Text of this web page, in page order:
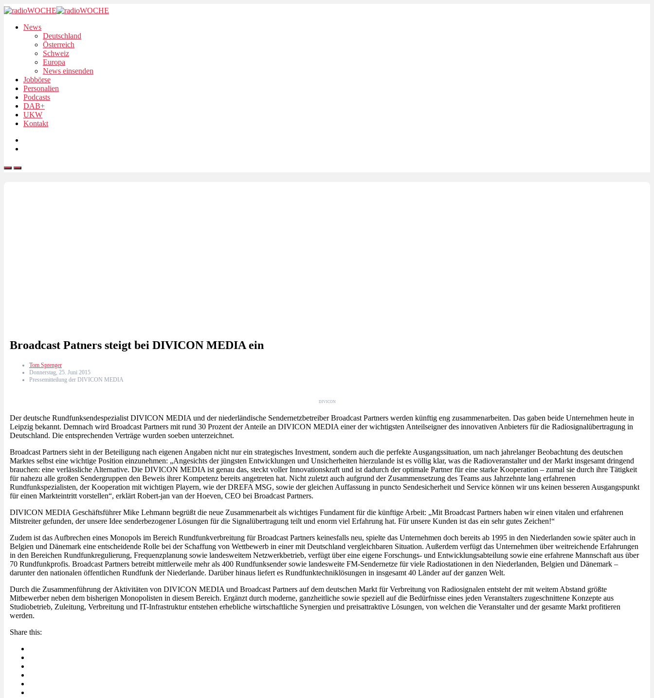
News
Deutschland
Österreich
Schweiz
Europa
News einsenden
Jobbörse
Personalien
Podcasts
DAB+
UKW
Kontakt
Broadcast Patners steigt bei DIVICON MEDIA ein
Tom Sprenger
Donnerstag, 25. Juni 2015
Pressemitteilung der DIVICON MEDIA
DIVICON
Der deutsche Rundfunksendespezialist DIVICON MEDIA und der niederländische Sendernetzbetreiber Broadcast Partners werden künftig eng zusammenarbeiten. Das gaben beide Unternehmen heute in
Leipzig bekannt. Demnach wird Broadcast Partners mit rund 30 Prozent der Anteile an DIVICON MEDIA einer der wichtigsten Anteilseigner des innovativen Anbieters für die Radiosignalübertragung in
Deutschland. Die entsprechenden Verträge wurden soeben unterzeichnet.
Broadcast Partners sieht in der Beteiligung nach eigenen Angaben nicht nur ein strategisches Investment, sondern auch die perfekte Ausgangssituation, um nach jahrelanger Beobachtung des deutschen
Marktes selbst eine wichtige Position einzunehmen: „Angesichts der jüngsten Entwicklungen und Unsicherheiten hierzulande ist es völlig klar, was die Radioveranstalter und der Markt insgesamt dringend
brauchen: eine verlässliche Alternative. Die DIVICON MEDIA ist genau das, steckt voller Innovationskraft und ist dadurch der optimale Partner für eine starke Kooperation – zumal sie durch ihre Tätigkeit
für nahezu alle großen Sendergruppen den Beweis ihrer Kompetenz bereits angetreten hat. Nicht zuletzt auch aufgrund der Zusammensetzung des Teams aus Jahrzehnte lang erfahrenen
Rundfunkspezialisten, der Kooperation mit wichtigen Playern, wie der DREFA MSG, sowie der gleichen Auffassung in puncto Sendesicherheit und Service können wir uns keinen besseren Ausgangspunkt
für einen Markteintritt vorstellen“, erklärt Robert-jan van der Hoeven, CEO bei Broadcast Partners.
DIVICON MEDIA Geschäftsführer Mike Lehmann begrüßt die neue Zusammenarbeit als wichtiges Fundament für die künftige Arbeit: „Mit Broadcast Partners haben wir einen vitalen und erfahrenen
Mitstreiter gefunden, der unsere Idee senderbezogener Lösungen für die Signalübertragung teilt und enorm viel Erfahrung hat. Für unsere Kunden ist das ein sehr gutes Zeichen!“
Zudem ist das Aufbrechen eines Monopols im Bereich Rundfunkverbreitung für Broadcast Partners keinesfalls neu, spielte das Unternehmen doch bereits ab 1995 in den Niederlanden sowie später auch in
Belgien und Dänemark eine entscheidende Rolle bei der Schaffung von Wettbewerb in einer mit Deutschland vergleichbaren Situation. Außerdem verfügt das Unternehmen über weitreichende Erfahrungen
in den Bereichen Rundfunkregulierung, Frequenzplanung sowie landesweitem Netzwerkbetrieb, verfügt über eine eigene Forschungs- und Entwicklungsabteilung sowie eine erfahrene Mannschaft aus über
70 Rundfunkprofis. Broadcast Partners betreibt mittlerweile mehr als 400 Rundfunksender sowie landesweite FM-Sendernetze für viele Radiostationen in den Niederlanden, Belgien und Dänemark –
darunter den nationalen öffentlichen Rundfunk der Niederlande. Darüber hinaus liefert es Rundfunktechniklösungen in insgesamt 40 Länder auf der ganzen Welt.
Durch die Zusammenführung der Aktivitäten von DIVICON MEDIA und Broadcast Partners auf dem deutschen Markt für Verbreitung von Radiosignalen entsteht der mit weitem Abstand größte
Mitbewerber neben dem bisherigen Monopolisten in diesem Bereich. Ergänzt durch moderne, ganzheitliche sowie speziell auf die Bedürfnisse eines jeden Veranstalters zugeschnittene Konzepte aus
Studiobetrieb, Zuleitung, Verbreitung und IT-Infrastruktur entstehen erhebliche wirtschaftliche Synergien und preisattraktive Lösungen, von welchen die Veranstalter und der gesamte Markt profitieren
werden.
Share this: